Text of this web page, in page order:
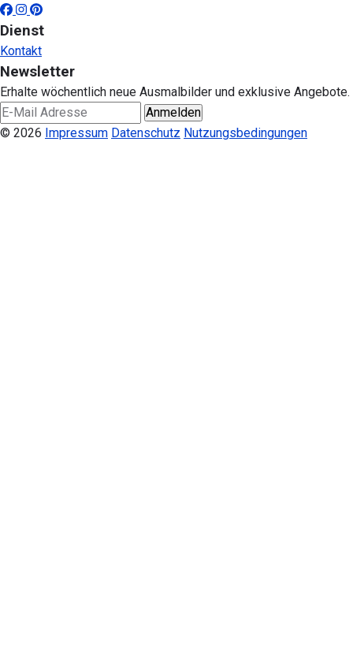
Dienst
Kontakt
Newsletter
Erhalte wöchentlich neue Ausmalbilder und exklusive Angebote.
Anmelden
© 2026 Impressum Datenschutz Nutzungsbedingungen